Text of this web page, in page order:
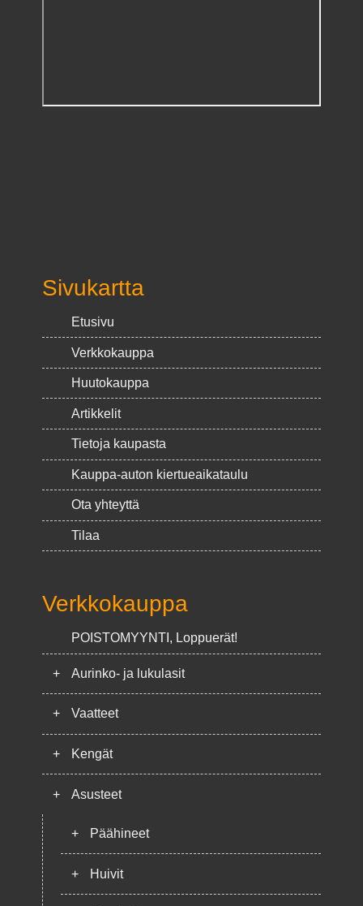
Sivukartta
Etusivu
Verkkokauppa
Huutokauppa
Artikkelit
Tietoja kaupasta
Kauppa-auton kiertueaikataulu
Ota yhteyttä
Tilaa
Verkkokauppa
POISTOMYYNTI, Loppuerät!
+ Aurinko- ja lukulasit
+ Vaatteet
+ Kengät
+ Asusteet
+ Päähineet
+ Huivit